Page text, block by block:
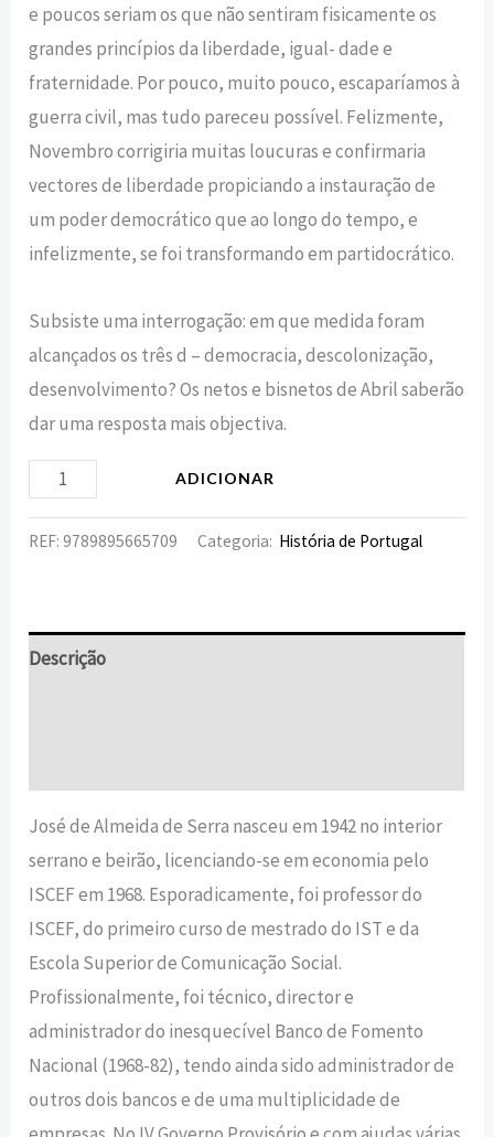
e poucos seriam os que não sentiram fisicamente os
grandes princípios da liberdade, igual- dade e
fraternidade. Por pouco, muito pouco, escaparíamos à
guerra civil, mas tudo pareceu possível. Felizmente,
Novembro corrigiria muitas loucuras e confirmaria
vectores de liberdade propiciando a instauração de
um poder democrático que ao longo do tempo, e
infelizmente, se foi transformando em partidocrático.
Subsiste uma interrogação: em que medida foram
alcançados os três d – democracia, descolonização,
desenvolvimento? Os netos e bisnetos de Abril saberão
dar uma resposta mais objectiva.
ADICIONAR
REF:9789895665709 Categoria: História de Portugal
Descrição
José de Almeida de Serra nasceu em 1942 no interior
serrano e beirão, licenciando-se em economia pelo
ISCEF em 1968. Esporadicamente, foi professor do
ISCEF, do primeiro curso de mestrado do IST e da
Escola Superior de Comunicação Social.
Profissionalmente, foi técnico, director e
administrador do inesquecível Banco de Fomento
Nacional (1968-82), tendo ainda sido administrador de
outros dois bancos e de uma multiplicidade de